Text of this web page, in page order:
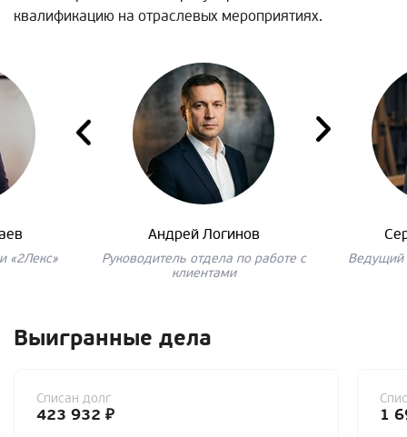
квалификацию на отраслевых мероприятиях.
«2Лекс»
Андрей Логинов
Руководитель отдела по работе с
клиентами
Ведущий
Выигранные дела
Списан долг
423 932 ₽ 1